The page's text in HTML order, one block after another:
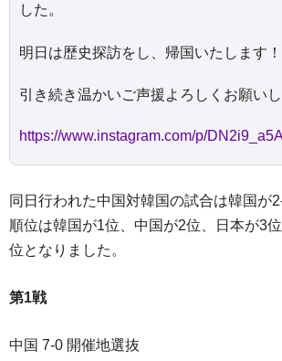
した。
明日は歴史探訪をし、帰国いたします！
引き続き温かいご声援よろしくお願い
https://www.instagram.com/p/
同日行われた中国対韓国の試合は韓国が
順位は韓国が1位、中国が2位、日本が3
位となりました。
第1戦
中国 7-0 開催地選抜